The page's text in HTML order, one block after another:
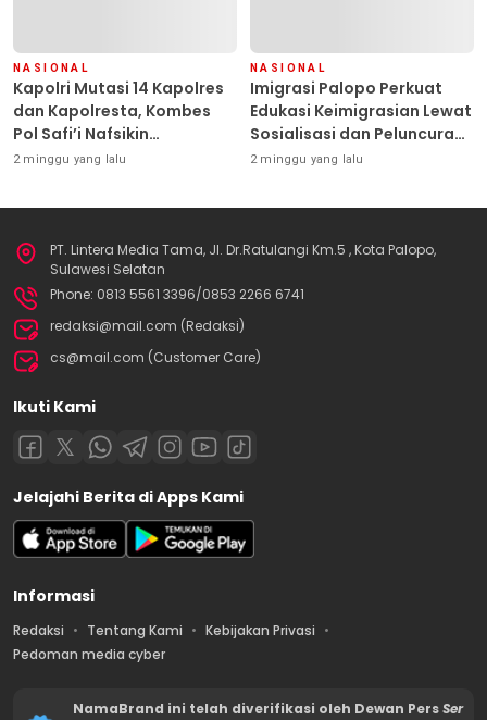
NASIONAL
Kapolri Mutasi 14 Kapolres
dan Kapolresta, Kombes
Pol Safi’i Nafsikin
Mengemban Amanah
2 minggu yang lalu
NASIONAL
Imigrasi Palopo Perkuat
Edukasi Keimigrasian Lewat
Sosialisasi dan Peluncuran
Inovasi Chatbot “IT CHIKA”
2 minggu yang lalu
PT. Lintera Media Tama, Jl. Dr.Ratulangi Km.5 , Kota Palopo,
Sulawesi Selatan
Phone: 0813 5561 3396/0853 2266 6741
redaksi@mail.com (Redaksi)
cs@mail.com (Customer Care)
Ikuti Kami
Jelajahi Berita di Apps Kami
Informasi
Redaksi Tentang Kami
Kebijakan Privasi
Pedoman media cyber
NamaBrand ini telah diverifikasi oleh Dewan PersSer